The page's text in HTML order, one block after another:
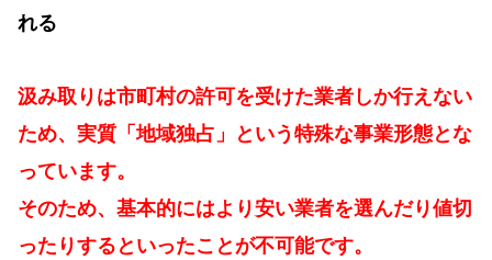
れる
汲み取りは市町村の許可を受けた業者しか行えない
ため、実質「地域独占」という特殊な事業形態とな
っています。
そのため、基本的にはより安い業者を選んだり値切
ったりするといったことが不可能です。